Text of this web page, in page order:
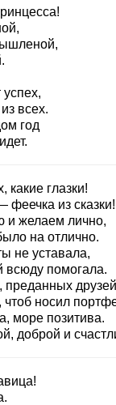
успех,
всех.
год
какие глазки!
из сказки!
и желаем лично,
на отлично.
не уставала,
помогала.
преданных друзей
носил
море позитива.
доброй и